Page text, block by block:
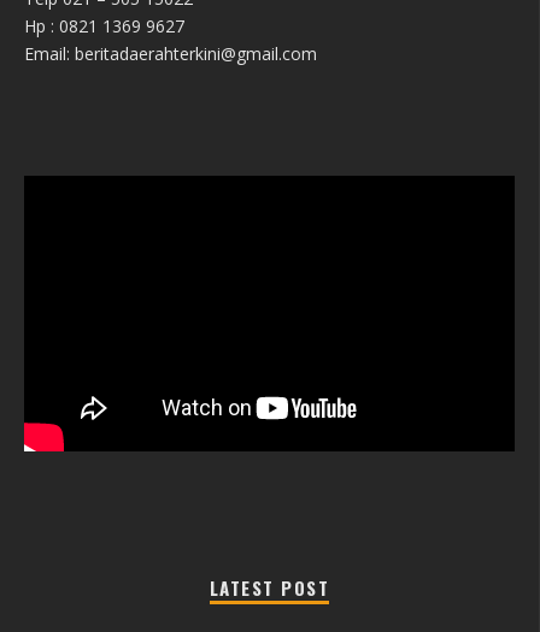
Hp : 0821 1369 9627
Email: beritadaerahterkini@gmail.com
LATEST POST